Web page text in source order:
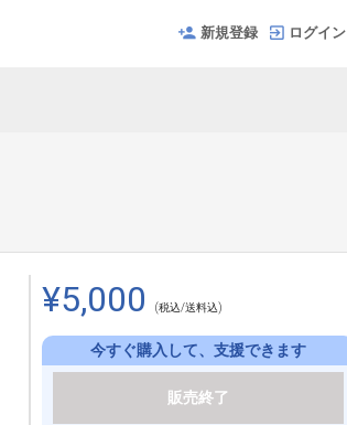
新規登録 ログイン
¥5,000 (税込/送料込)
今すぐ購入して、支援できます
販売終了